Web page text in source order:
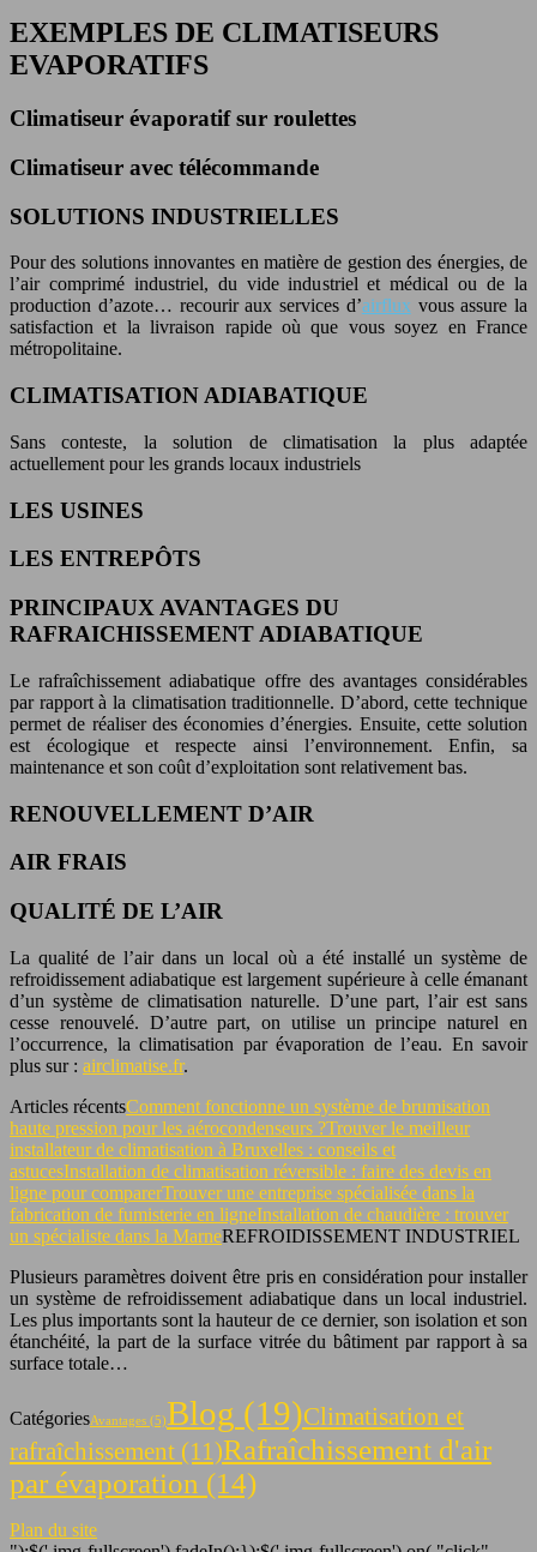
EXEMPLES DE CLIMATISEURS
EVAPORATIFS
Climatiseur évaporatif sur roulettes
Climatiseur avec télécommande
SOLUTIONS INDUSTRIELLES
Pour des solutions innovantes en matière de gestion des énergies, de
l’air comprimé industriel, du vide industriel et médical ou de la
production d’azote… recourir aux services d’airfluxvous assure la
satisfaction et la livraison rapide où que vous soyez en France
métropolitaine.
CLIMATISATION ADIABATIQUE
Sans conteste, la solution de climatisation la plus adaptée
actuellement pour les grands locaux industriels
LES USINES
LES ENTREPÔTS
PRINCIPAUX AVANTAGES DU
RAFRAICHISSEMENT ADIABATIQUE
Le rafraîchissement adiabatique offre des avantages considérables
par rapport à la climatisation traditionnelle. D’abord, cette technique
permet de réaliser des économies d’énergies. Ensuite, cette solution
est écologique et respecte ainsi l’environnement. Enfin, sa
maintenance et son coût d’exploitation sont relativement bas.
RENOUVELLEMENT D’AIR
AIR FRAIS
QUALITÉ DE L’AIR
La qualité de l’air dans un local où a été installé un système de
refroidissement adiabatique est largement supérieure à celle émanant
d’un système de climatisation naturelle. D’une part, l’air est sans
cesse renouvelé. D’autre part, on utilise un principe naturel en
l’occurrence, la climatisation par évaporation de l’eau. En savoir
plus sur : airclimatise.fr.
Articles récentsComment fonctionne un système de brumisation
haute pression pour les aérocondenseurs ?Trouver le meilleur
installateur de climatisation à Bruxelles : conseils et
astucesInstallation de climatisation réversible : faire des devis en
ligne pour comparerTrouver une entreprise spécialisée dans la
fabrication de fumisterie en ligneInstallation de chaudière : trouver
un spécialiste dans la MarneREFROIDISSEMENT INDUSTRIEL
Plusieurs paramètres doivent être pris en considération pour installer
un système de refroidissement adiabatique dans un local industriel.
Les plus importants sont la hauteur de ce dernier, son isolation et son
étanchéité, la part de la surface vitrée du bâtiment par rapport à sa
surface totale…
CatégoriesAvantages (5)Blog (19)Climatisation et
rafraîchissement (11)Rafraîchissement d'air
par évaporation (14)
Plan du site